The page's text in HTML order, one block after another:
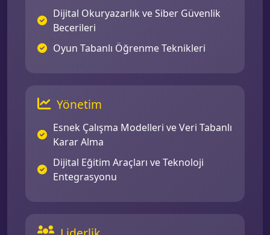
Dijital Okuryazarlık ve Siber Güvenlik
Becerileri
Oyun Tabanlı Öğrenme Teknikleri
Yönetim
Esnek Çalışma Modelleri ve Veri Tabanlı
Karar Alma
Dijital Eğitim Araçları ve Teknoloji
Entegrasyonu